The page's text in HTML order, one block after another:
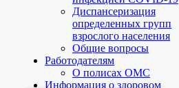
Диспансеризация
определенных групп
взрослого населения
Общие вопросы
Работодателям
О полисах ОМС
Информация о здоровом